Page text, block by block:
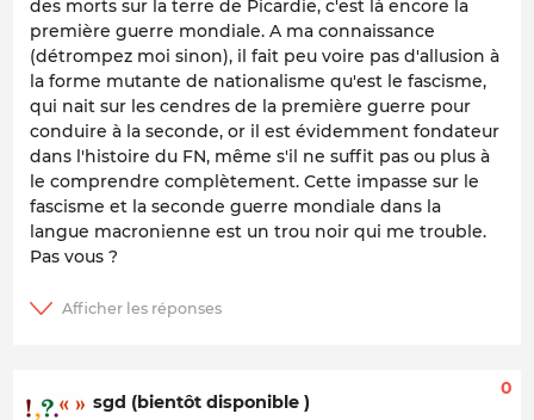
des morts sur la terre de Picardie, c'est là encore la
première guerre mondiale. A ma connaissance
(détrompez moi sinon), il fait peu voire pas d'allusion à
la forme mutante de nationalisme qu'est le fascisme,
qui nait sur les cendres de la première guerre pour
conduire à la seconde, or il est évidemment fondateur
dans l'histoire du FN, même s'il ne suffit pas ou plus à
le comprendre complètement. Cette impasse sur le
fascisme et la seconde guerre mondiale dans la
langue macronienne est un trou noir qui me trouble.
Pas vous ?
sgd (bientôt disponible )
0